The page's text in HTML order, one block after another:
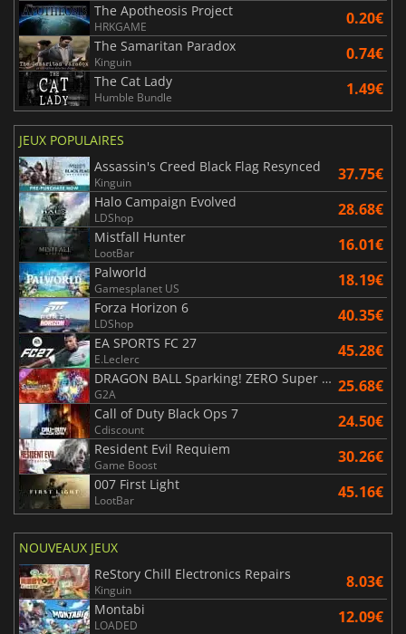
The Apotheosis Project
HRKGAME 0.20€
The Samaritan Paradox
Kinguin 0.74€
The Cat Lady
Humble Bundle 1.49€
JEUX POPULAIRES
Assassin's Creed Black Flag Resynced
Kinguin 37.75€
Halo Campaign Evolved
LDShop 28.68€
Mistfall Hunter
LootBar 16.01€
Palworld
Gamesplanet US 18.19€
Forza Horizon 6
LDShop 40.35€
EA SPORTS FC 27
E.Leclerc 45.28€
DRAGON BALL Sparking! ZERO Super Limit Breaking NEO
G2A 25.68€
Call of Duty Black Ops 7
Cdiscount 24.50€
Resident Evil Requiem
Game Boost 30.26€
007 First Light
LootBar 45.16€
NOUVEAUX JEUX
ReStory Chill Electronics Repairs
Kinguin 8.03€
Montabi
LOADED 12.09€